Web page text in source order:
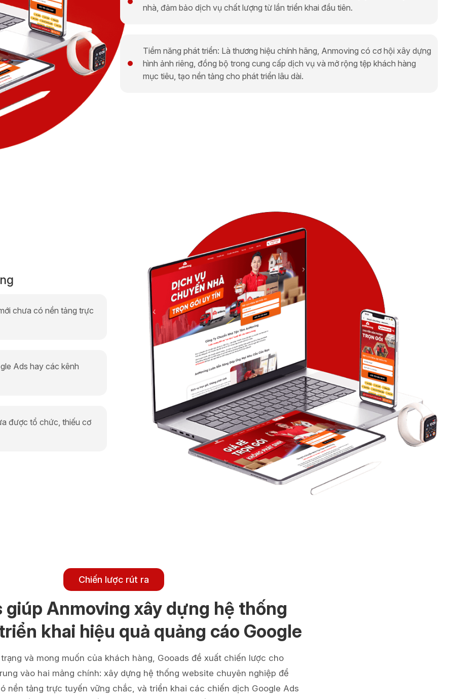
nhà, đảm bảo dịch vụ chất lượng từ lần triển khai đầu tiên.
Tiềm năng phát triển: Là thương hiệu chính hãng, Anmoving có cơ hội xây dựng
hình ảnh riêng, đồng bộ trong cung cấp dịch vụ và mở rộng tệp khách hàng
mục tiêu, tạo nền tảng cho phát triển lâu dài.
chưa có nền tảng trực
Ads hay các kênh
được tổ chức, thiếu cơ
Chiến lược rút ra
giúp Anmoving xây dựng hệ thống
khai hiệu quả quảng cáo Google
và mong muốn của khách hàng, Gooads đề xuất chiến lược cho
vào hai mảng chính: xây dựng hệ thống website chuyên nghiệp để
nền tảng trực tuyến vững chắc, và triển khai các chiến dịch Google Ads